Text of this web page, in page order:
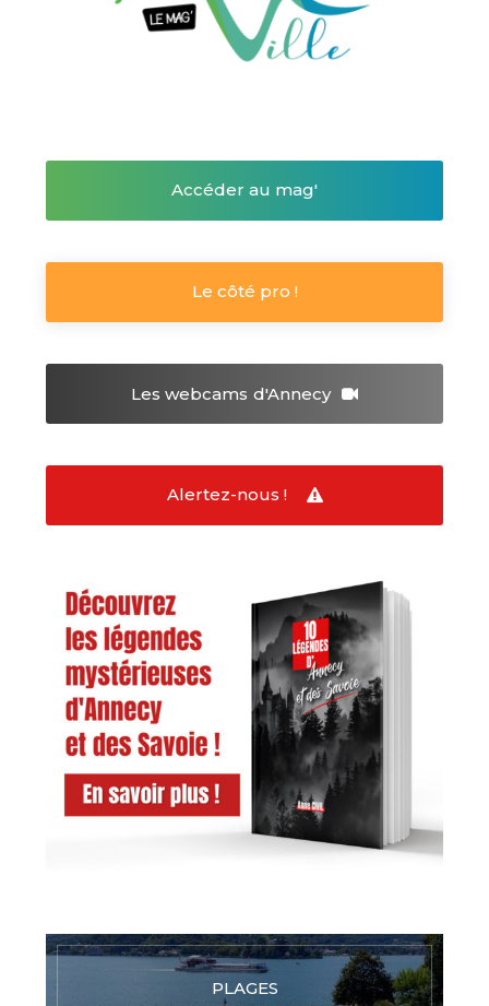
Accéder au mag'
Le côté pro !
Les webcams d'Annecy
Alertez-nous !
PLAGES